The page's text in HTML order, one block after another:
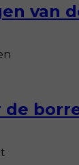
van